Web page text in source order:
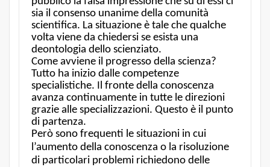
sia il consenso unanime della comunità
scientifica. La situazione è tale che qualche
volta viene da chiedersi se esista una
deontologia dello scienziato.
Come avviene il progresso della scienza?
Tutto ha inizio dalle competenze
specialistiche. Il fronte della conoscenza
avanza continuamente in tutte le direzioni
grazie alle specializzazioni. Questo è il punto
di partenza.
Però sono frequenti le situazioni in cui
l’aumento della conoscenza o la risoluzione
di particolari problemi richiedono delle